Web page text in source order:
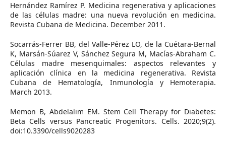
Hernández Ramírez P. Medicina regenerativa y aplicaciones
de las células madre: una nueva revolución en medicina.
Revista Cubana de Medicina. December 2011.
Socarrás-Ferrer BB, del Valle-Pérez LO, de la Cuétara-Bernal
K, Marsán-Súarez V, Sánchez Segura M, Macías-Abraham C.
Células madre mesenquimales: aspectos relevantes y
aplicación clínica en la medicina regenerativa. Revista
Cubana de Hematología, Inmunología y Hemoterapia.
March 2013.
Memon B, Abdelalim EM. Stem Cell Therapy for Diabetes:
Beta Cells versus Pancreatic Progenitors. Cells. 2020;9(2).
doi:10.3390/cells9020283